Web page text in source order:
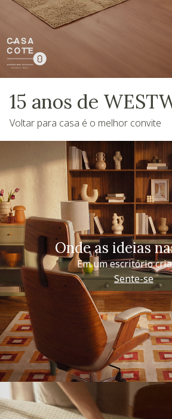
15 anos de
Voltar para casa é o melhor convite
Onde as ideias
Em um escritório
Sente-se